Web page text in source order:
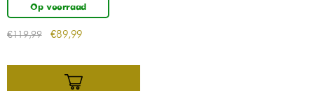
Op voorraad
€119,99 €89,99